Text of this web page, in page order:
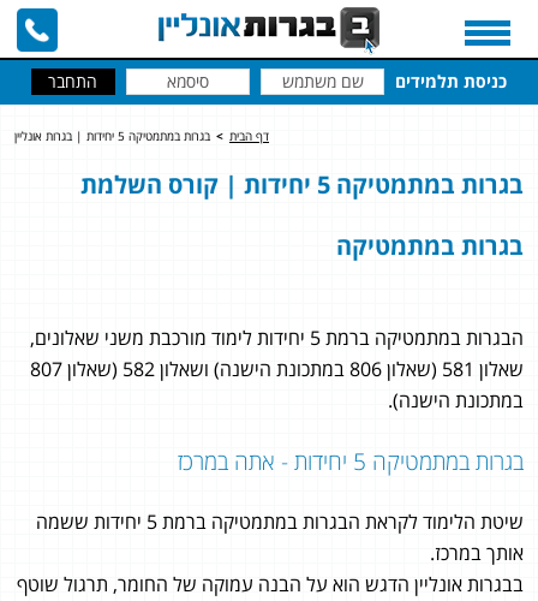
כניסת תלמידים
דף הבית > בגרות במתמטיקה 5 יחידות | בגרות אונליין
בגרות במתמטיקה 5 יחידות | קורס השלמת
בגרות במתמטיקה
הבגרות במתמטיקה ברמת 5 יחידות לימוד מורכבת משני שאלונים,
שאלון 581 (שאלון 806 במתכונת הישנה) ושאלון 582 (שאלון 807
במתכונת הישנה).
בגרות במתמטיקה 5 יחידות - אתה במרכז
שיטת הלימוד לקראת הבגרות במתמטיקה ברמת 5 יחידות ששמה
אותך במרכז.
בבגרות אונליין הדגש הוא על הבנה עמוקה של החומר, תרגול שוטף